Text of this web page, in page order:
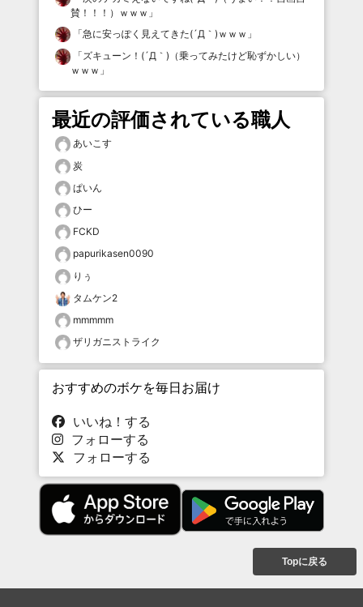
賛！！！）ｗｗｗ 」
「急に安っぽく見えてきた(´Д｀)ｗｗｗ 」
「ズキューン！(´Д｀)（乗ってみたけど恥ずかしい）
ｗｗｗ 」
最近の評価されている職人
あいこす
炭
ぱいん
ひー
FCKD
papurikasen0090
りぅ
タムケン2
mmmmm
ザリガニストライク
おすすめのボケを毎日お届け
いいね！する
フォローする
フォローする
Topに戻る